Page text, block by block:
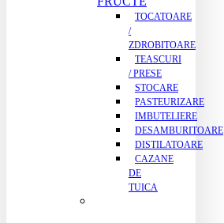
TOCATOARE
/
ZDROBITOARE
TEASCURI
/ PRESE
STOCARE
PASTEURIZARE
IMBUTELIERE
DESAMBURITOARE
DISTILATOARE
CAZANE
DE
TUICA